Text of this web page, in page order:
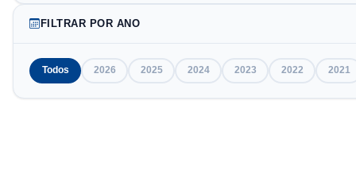
FILTRAR POR ANO
Todos 2026 2025 2024 2023 2022 2021